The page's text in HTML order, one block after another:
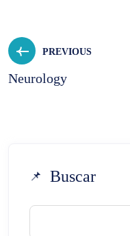
PREVIOUS
Neurology
Buscar